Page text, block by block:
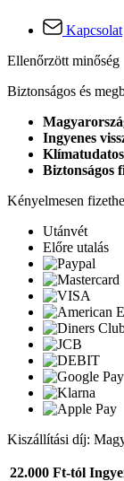
Kapcsolat
Ellenőrzött minőség
Biztonságos és
Ingyenes
Biztonságos
Kényelmesen
Utánvét
Előre utalás
Kiszállítási díj:
22.000 Ft-tól